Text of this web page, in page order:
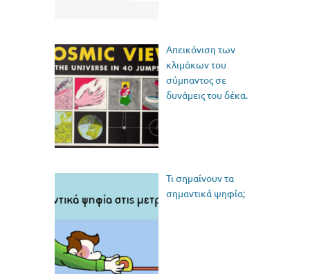
Απεικόνιση των
κλιμάκων του
σύμπαντος σε
δυνάμεις του δέκα.
Τι σημαίνουν τα
σημαντικά ψηφία;